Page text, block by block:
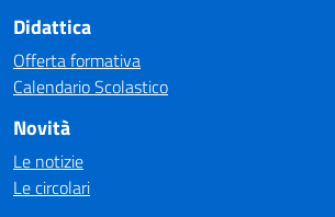
Didattica
Offerta formativa
Calendario Scolastico
Novità
Le notizie
Le circolari